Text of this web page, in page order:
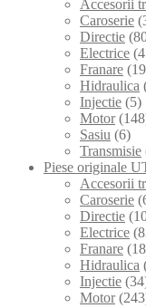
Accesorii
Caroserie
Directie
Electrice
Franare
Hidraulica
Injectie (5)
Motor
Sasiu (6)
Transmisie
Piese originale
Accesorii
Caroserie
Directie
Electrice
Franare
Hidraulica
Injectie
Motor